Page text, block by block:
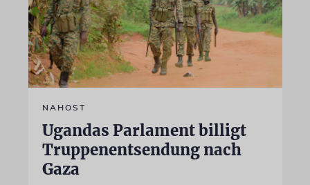
NAHOST
Ugandas Parlament billigt
Truppenentsendung nach
Gaza